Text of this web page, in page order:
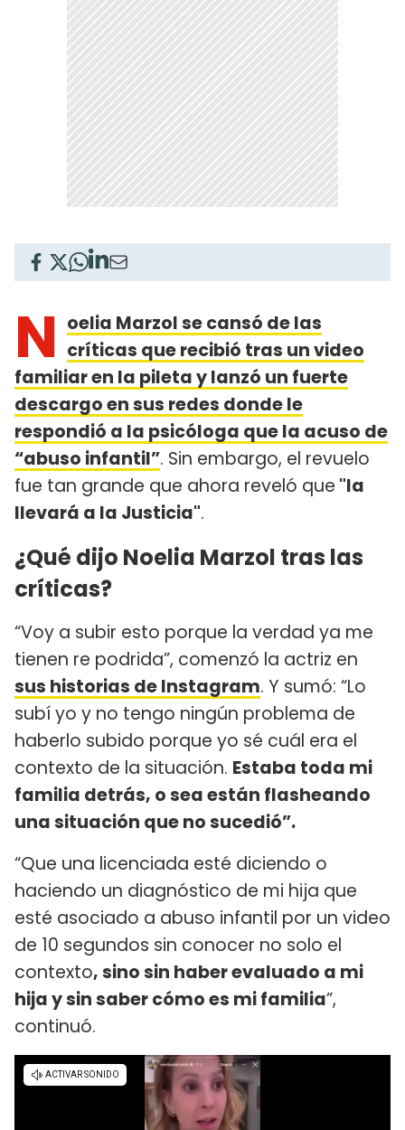
N oelia Marzol se cansó de las
críticas que recibió tras un video
familiar en la pileta y lanzó un fuerte
descargo en sus redes donde le
respondió a la psicóloga que la acuso de
“abuso infantil”. Sin embargo, el revuelo
fue tan grande que ahora reveló que "la
llevará a la Justicia".
¿Qué dijo Noelia Marzol tras las
críticas?
“Voy a subir esto porque la verdad ya me
tienen re podrida”, comenzó la actriz en
sus historias de Instagram. Y sumó: “Lo
subí yo y no tengo ningún problema de
haberlo subido porque yo sé cuál era el
contexto de la situación. Estaba toda mi
familia detrás, o sea están flasheando
una situación que no sucedió”.
“Que una licenciada esté diciendo o
haciendo un diagnóstico de mi hija que
esté asociado a abuso infantil por un video
de 10 segundos sin conocer no solo el
contexto, sino sin haber evaluado a mi
hija y sin saber cómo es mi familia”,
continuó.